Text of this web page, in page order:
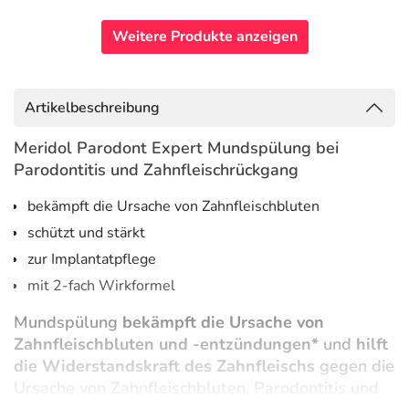
Weitere Produkte anzeigen
Artikelbeschreibung
Meridol Parodont Expert Mundspülung bei
Parodontitis und Zahnfleischrückgang
bekämpft die Ursache von Zahnfleischbluten
schützt und stärkt
zur Implantatpflege
mit 2-fach Wirkformel
Mundspülung bekämpft die Ursache von
Zahnfleischbluten und -entzündungen* und hilft
die Widerstandskraft des Zahnfleischs gegen die
Ursache von Zahnfleischbluten, Parodontitis und